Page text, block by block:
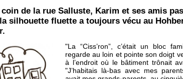
de la rue Salluste, Karim et ses amis
silhouette fluette a toujours vécu au
"La “Ciss’ron”, c’était un bloc
regarde au loin et pointe son doigt
à l’endroit où le bâtiment trônait
"J’habitais là-bas avec mes